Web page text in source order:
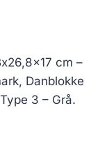
cm –
Danblokke
3 – Grå.